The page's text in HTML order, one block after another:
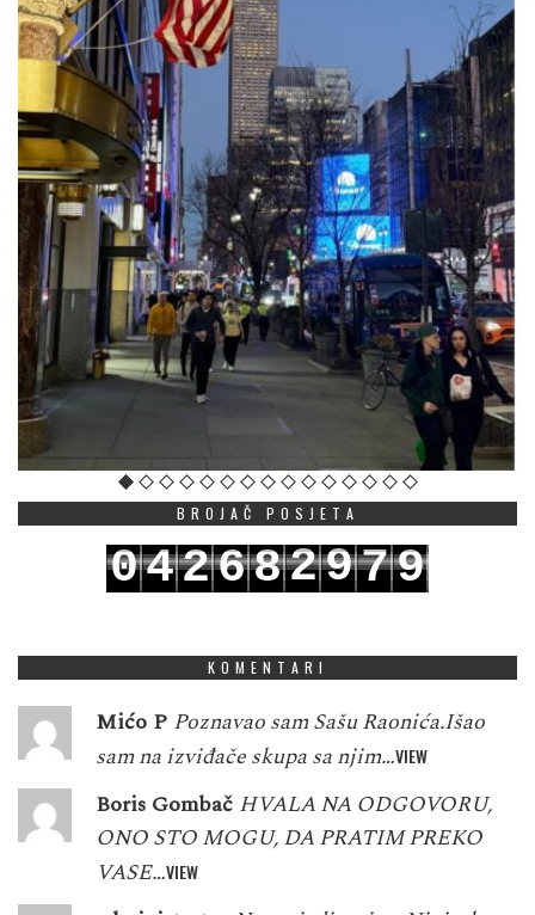
BROJAČ POSJETA
042682979
KOMENTARI
Mićo P Poznavao sam Sašu Raonića.Išao
sam na izviđače skupa sa njim…VIEW
Boris Gombač HVALA NA ODGOVORU,
ONO STO MOGU, DA PRATIM PREKO
VASE…VIEW